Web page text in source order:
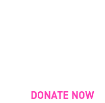
DONATE NOW